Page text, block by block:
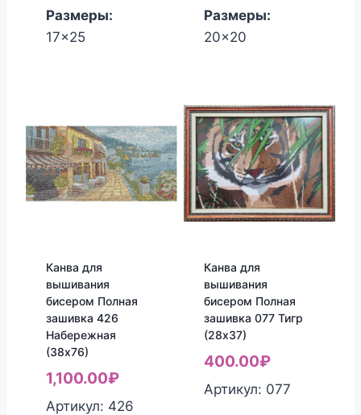
Размеры:
17x25
Размеры:
20x20
Канва для
вышивания
бисером Полная
зашивка 426
Набережная
(38х76)
1,100.00₽
Артикул: 426
Канва для
вышивания
бисером Полная
зашивка 077 Тигр
(28х37)
400.00₽
Артикул: 077